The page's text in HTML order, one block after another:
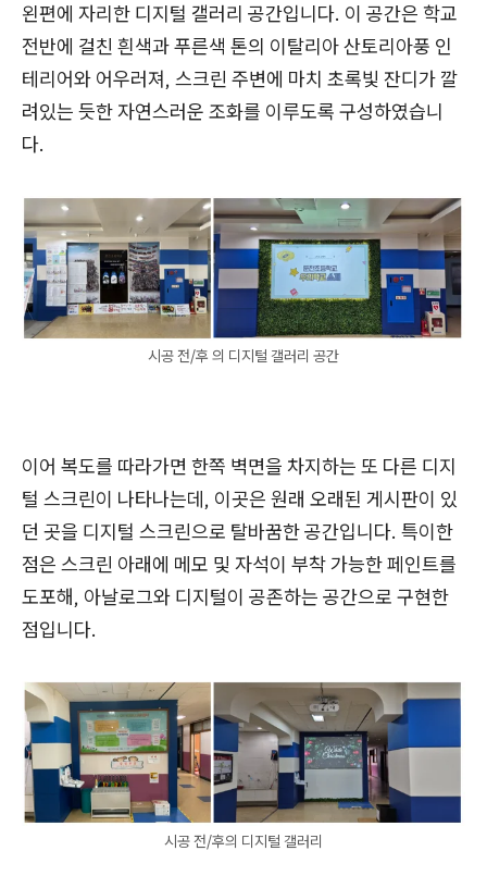
왼편에 자리한 디지털 갤러리 공간입니다. 이 공간은 학교
전반에 걸친 흰색과 푸른색 톤의 이탈리아 산토리아풍 인
테리어와 어우러져, 스크린 주변에 마치 초록빛 잔디가 깔
려있는 듯한 자연스러운 조화를 이루도록 구성하였습니
다.
시공 전/후 의 디지털 갤러리 공간
이어 복도를 따라가면 한쪽 벽면을 차지하는 또 다른 디지
털 스크린이 나타나는데, 이곳은 원래 오래된 게시판이 있
던 곳을 디지털 스크린으로 탈바꿈한 공간입니다. 특이한
점은 스크린 아래에 메모 및 자석이 부착 가능한 페인트를
도포해, 아날로그와 디지털이 공존하는 공간으로 구현한
점입니다.
시공 전/후의 디지털 갤러리